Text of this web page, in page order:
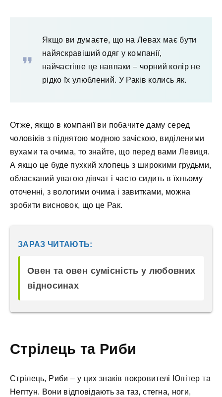
Якщо ви думаєте, що на Левах має бути
найяскравіший одяг у компанії,
найчастіше це навпаки – чорний колір не
рідко їх улюблений. У Раків колись як.
Отже, якщо в компанії ви побачите даму серед
чоловіків з піднятою модною зачіскою, виділеними
вухами та очима, то знайте, що перед вами Левиця.
А якщо це буде пухкий хлопець з широкими грудьми,
обласканий увагою дівчат і часто сидить в їхньому
оточенні, з вологими очима і завитками, можна
зробити висновок, що це Рак.
ЗАРАЗ ЧИТАЮТЬ:
Овен та овен сумісність у любовних
відносинах
Стрілець та Риби
Стрілець, Риби – у цих знаків покровителі Юпітер та
Нептун. Вони відповідають за таз, стегна, ноги,